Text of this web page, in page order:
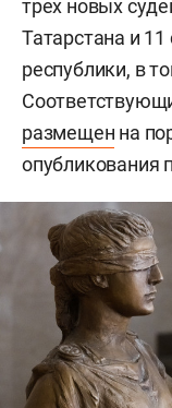
трех новых
Татарстана и
республики, в
размещен на
опубликования